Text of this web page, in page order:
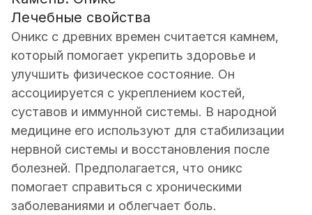
Лечебные свойства
Оникс с древних времен считается камнем,
который помогает укрепить здоровье и
улучшить физическое состояние. Он
ассоциируется с укреплением костей,
суставов и иммунной системы. В народной
медицине его используют для стабилизации
нервной системы и восстановления после
болезней. Предполагается, что оникс
помогает справиться с хроническими
заболеваниями и облегчает боль.